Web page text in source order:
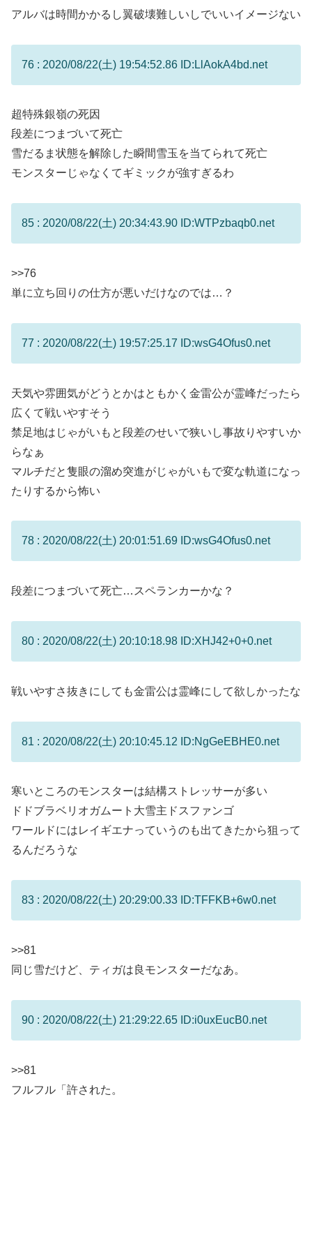
アルバは時間かかるし翼破壊難しいしでいいイメージない
76 : 2020/08/22(土) 19:54:52.86 ID:LlAokA4bd.net
超特殊銀嶺の死因
段差につまづいて死亡
雪だるま状態を解除した瞬間雪玉を当てられて死亡
モンスターじゃなくてギミックが強すぎるわ
85 : 2020/08/22(土) 20:34:43.90 ID:WTPzbaqb0.net
>>76
単に立ち回りの仕方が悪いだけなのでは…？
77 : 2020/08/22(土) 19:57:25.17 ID:wsG4Ofus0.net
天気や雰囲気がどうとかはともかく金雷公が霊峰だったら
広くて戦いやすそう
禁足地はじゃがいもと段差のせいで狭いし事故りやすいか
らなぁ
マルチだと隻眼の溜め突進がじゃがいもで変な軌道になっ
たりするから怖い
78 : 2020/08/22(土) 20:01:51.69 ID:wsG4Ofus0.net
段差につまづいて死亡…スペランカーかな？
80 : 2020/08/22(土) 20:10:18.98 ID:XHJ42+0+0.net
戦いやすさ抜きにしても金雷公は霊峰にして欲しかったな
81 : 2020/08/22(土) 20:10:45.12 ID:NgGeEBHE0.net
寒いところのモンスターは結構ストレッサーが多い
ドドブラベリオガムート大雪主ドスファンゴ
ワールドにはレイギエナっていうのも出てきたから狙って
るんだろうな
83 : 2020/08/22(土) 20:29:00.33 ID:TFFKB+6w0.net
>>81
同じ雪だけど、ティガは良モンスターだなあ。
90 : 2020/08/22(土) 21:29:22.65 ID:i0uxEucB0.net
>>81
フルフル「許された。